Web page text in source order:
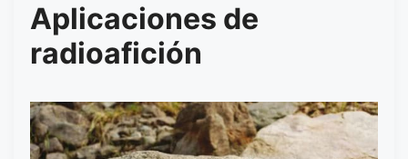
Aplicaciones de
radioafición